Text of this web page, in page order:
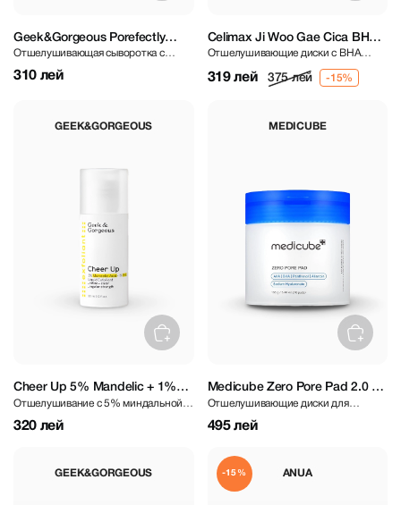
Geek&Gorgeous Porefectly
Clear Serum 30 ml
Отшелушивающая сыворотка с
салициловой кислотой 2%
310 лей
Celimax Ji Woo Gae Cica BHA
Blemish Toner Pad 60 pcs
Отшелушивающие диски с BHA
кислотами и центеллой азиатской
319 лей 375 лей
GEEK&GORGEOUS
Cheer Up 5% Mandelic + 1%
BHA Liquid 30 ml
Отшелушивание с 5% миндальной
кислотой + 1% жидкостью BHA
320 лей
MEDICUBE
Medicube Zero Pore Pad 2.0 70
pcs
Отшелушивающие диски для
сужения пор
495 лей
GEEK&GORGEOUS ANUA
-15%